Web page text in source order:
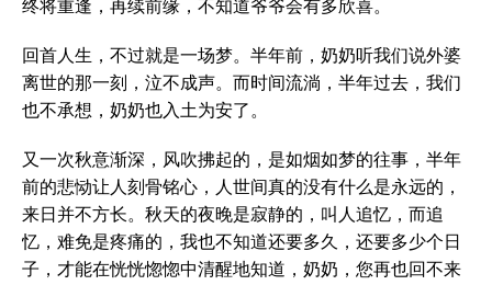
终将重逢，再续前缘，不知道爷爷会有多欣喜。
回首人生，不过就是一场梦。半年前，奶奶听我们说外婆
离世的那一刻，泣不成声。而时间流淌，半年过去，我们
也不承想，奶奶也入土为安了。
又一次秋意渐深，风吹拂起的，是如烟如梦的往事，半年
前的悲恸让人刻骨铭心，人世间真的没有什么是永远的，
来日并不方长。秋天的夜晚是寂静的，叫人追忆，而追
忆，难免是疼痛的，我也不知道还要多久，还要多少个日
子，才能在恍恍惚惚中清醒地知道，奶奶，您再也回不来